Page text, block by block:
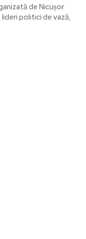
de Nicușor
lideri politici de vază,